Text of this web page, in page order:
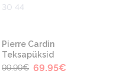
30 44
-30%
Pierre Cardin
Teksapüksid
99.99€ 69.95€